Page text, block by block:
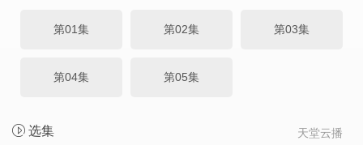
第01集 第02集 第03集
第04集 第05集
天堂云播
选集